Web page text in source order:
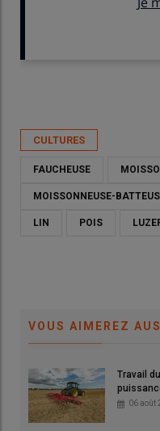
Joël Coureau, agriculteur
à Le Causé (Tarn-et-
demande un minimum de
CULTURES
FAUCHEUSE
MOISSONNEUSE-
LIN POIS
VOUS AIMEREZ
Travail
06 août